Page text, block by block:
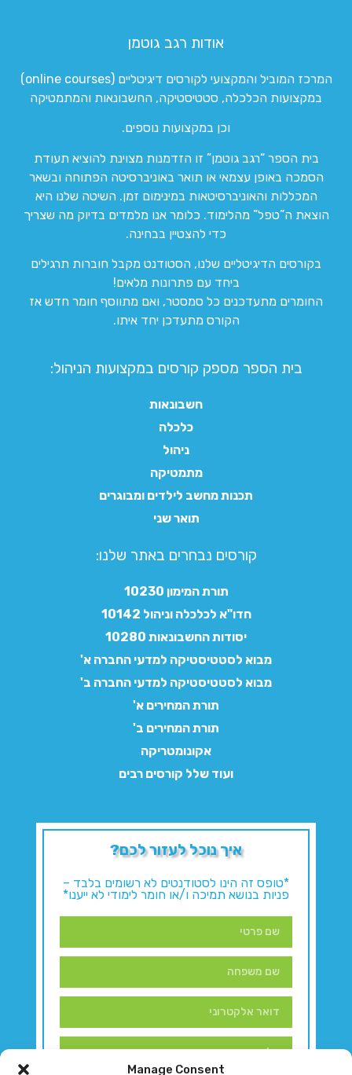
Manage Consent
אודות רגב גוטמן
המרכז המוביל והמקצועי לקורסים דיגיטליים (online courses)
במקצועות הכלכלה, סטטיסטיקה, החשבונאות והמתמטיקה
וכן במקצועות נוספים.
בית הספר “רגב גוטמן” זו הזדמנות מצוינת להוציא תעודת
הסמכה באופן עצמאי או תואר באוניברסיטה הפתוחה ובשאר
המכללות והאוניברסיטאות במינימום זמן. השיטה שלנו היא
הוצאת ה”טפל” מהלימוד. כלומר אנו מלמדים בדיוק מה שצריך
כדי להצטיין בבחינה.
בקורסים הדיגיטליים שלנו, הסטודנט מקבל חוברות תרגילים
ביחד עם פתרונות מלאים!
החומרים מתעדכנים כל סמסטר, ואם מתווסף חומר חדש אז
הקורס מתעדכן יחד איתו.
בית הספר מספק קורסים במקצועות הניהול:
חשבונאות
כלכלה
ניהול
מתמטיקה
תכנות מחשב לילדים ומבוגרים
תואר שני
קורסים נבחרים באתר שלנו:​
תורת המימון 10230
חדו"א לכלכלה וניהול 10142
יסודות החשבונאות 10280
מבוא לסטטיסטיקה למדעי החברה א'
מבוא לסטטיסטיקה למדעי החברה ב'
תורת המחירים א'
תורת המחירים ב'
אקונומטריקה
ועוד שלל קורסים רבים
איך נוכל לעזור לכם?
*טופס זה הינו לסטודנטים לא רשומים בלבד –
פניות בנושא תמיכה ו/או חומר לימודי לא ייענו*